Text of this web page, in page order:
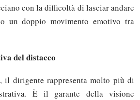
con la difficoltà di lasciar andare
un doppio movimento emotivo tra
del distacco
il dirigente rappresenta molto più di
È il garante della visione